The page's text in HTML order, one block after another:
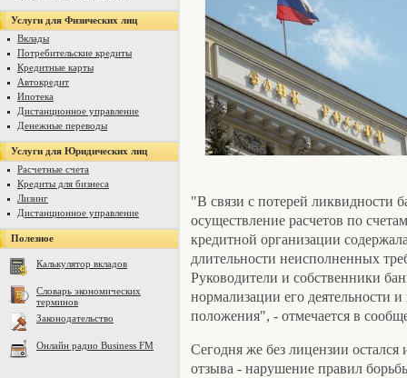
Услуги для Физических лиц
Вклады
Потребительские кредиты
Кредитные карты
Автокредит
Ипотека
Дистанционное управление
Денежные переводы
Услуги для Юридических лиц
Расчетные счета
Кредиты для бизнеса
Лизинг
Дистанционное управление
Полезное
Калькулятор вкладов
Словарь экономических
терминов
Законодательство
Онлайн радио Business FM
"В связи с потерей ликвидности
осуществление расчетов по
кредитной организации
длительности неисполненных
Руководители и собственники
нормализации его деятельности
положения", - отмечается в
Сегодня же без лицензии
отзыва - нарушение правил